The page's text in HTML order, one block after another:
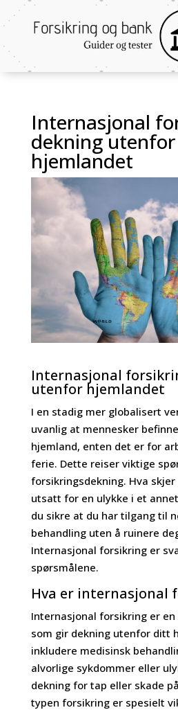
Internasjonal
dekning utenfor
hjemlandet
Internasjonal
utenfor hjemlandet
I en stadig mer globalisert
uvanlig at mennesker
hjemland, enten det er for
ferie. Dette reiser viktige
forsikringsdekning. Hva
utsatt for en ulykke i et
du sikre at du har tilgang til
behandling uten å ruinere
Internasjonal forsikring er
spørsmålene.
Hva er internasjonal
Internasjonal forsikring er
som gir dekning utenfor ditt
inkludere medisinsk
alvorlige sykdommer eller
dekning for tap eller skade
typen forsikring er spesielt